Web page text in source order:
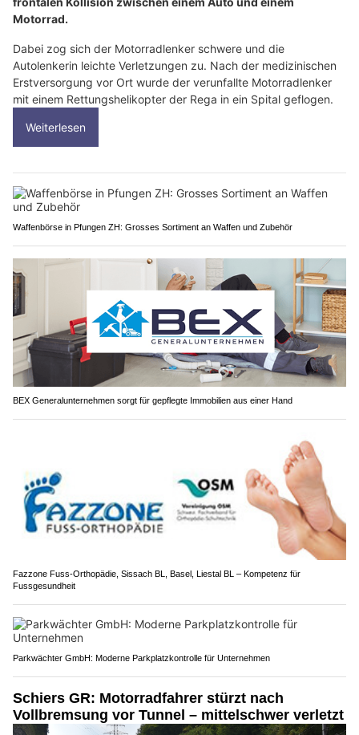
Motorrad.
Dabei zog sich der Motorradlenker schwere und die
Autolenkerin leichte Verletzungen zu. Nach der medizinischen
Erstversorgung vor Ort wurde der verunfallte Motorradlenker
mit einem Rettungshelikopter der Rega in ein Spital geflogen.
Weiterlesen
Waffenbörse in Pfungen ZH: Grosses Sortiment an Waffen und Zubehör
BEX Generalunternehmen sorgt für gepflegte Immobilien aus einer Hand
Fazzone Fuss-Orthopädie, Sissach BL, Basel, Liestal BL – Kompetenz für
Fussgesundheit
Parkwächter GmbH: Moderne Parkplatzkontrolle für Unternehmen
Schiers GR: Motorradfahrer stürzt nach
Vollbremsung vor Tunnel – mittelschwer verletzt